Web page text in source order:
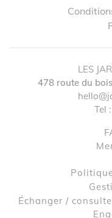
LES
478 route du
Tel :
Échanger /